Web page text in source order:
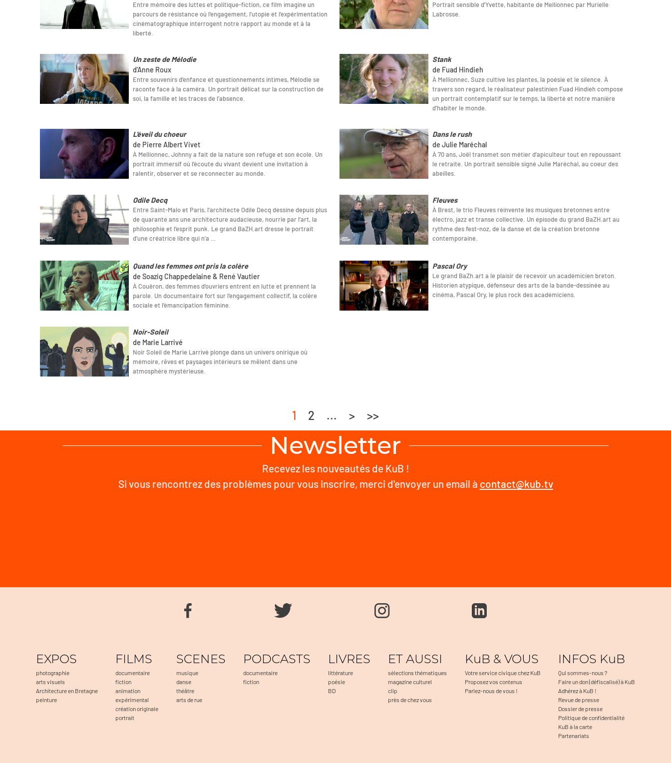
Entre mémoire des luttes et politique-fiction, ce film imagine un
parcours de résistance où l'engagement, l'utopie et l'expérimentation
cinématographique interrogent notre rapport au monde et à la
liberté.
Portrait sensible d'Yvette, habitante de Mellionnec par Murielle
Labrosse.
Un zeste de Mélodie
d'Anne Roux
Entre souvenirs d’enfance et questionnements intimes, Mélodie se
raconte face à la caméra. Un portrait délicat sur la construction de
soi, la famille et les traces de l’absence.
Stank
de Fuad Hindieh
À Mellionnec, Suze cultive les plantes, la poésie et le silence. À
travers son regard, le réalisateur palestinien Fuad Hindieh compose
un portrait contemplatif sur le temps, la liberté et notre manière
d’habiter le monde.
L'éveil du choeur
de Pierre Albert Vivet
À Mellionnec, Johnny a fait de la nature son refuge et son école. Un
portrait immersif où l’écoute du vivant devient une invitation à
ralentir, observer et se reconnecter au monde.
Dans le rush
de Julie Maréchal
À 70 ans, Joël transmet son métier d’apiculteur tout en repoussant
le retraite. Un portrait sensible signé Julie Maréchal, au coeur des
abeilles.
Odile Decq
Entre Saint-Malo et Paris, l’architecte Odile Decq dessine depuis plus
de quarante ans une architecture audacieuse, nourrie par l’art, la
philosophie et l’esprit punk. Le grand BaZH.art dresse le portrait
d’une créatrice libre qui n’a …
Fleuves
À Brest, le trio Fleuves réinvente les musiques bretonnes entre
électro, jazz et transe collective. Un épisode du grand BaZH.art au
rythme des fest-noz, de la danse et de la création bretonne
contemporaine.
Quand les femmes ont pris la colère
de Soazig Chappedelaine & René Vautier
À Couëron, des femmes d’ouvriers entrent en lutte et prennent la
parole. Un documentaire fort sur l’engagement collectif, la colère
sociale et l’émancipation féminine.
Pascal Ory
Le grand BaZh.art a le plaisir de recevoir un académicien breton.
Historien atypique, défenseur des arts de la bande-dessinée au
cinéma, Pascal Ory, le plus rock des académiciens.
Noir-Soleil
de Marie Larrivé
Noir Soleil de Marie Larrivé plonge dans un univers onirique où
mémoire, rêves et paysages intérieurs se mêlent dans une
atmosphère mystérieuse.
1 2 ... > >>
Newsletter
Recevez les nouveautés de KuB !
Si vous rencontrez des problèmes pour vous inscrire, merci d'envoyer un email à contact@kub.tv
EXPOS
photographie
arts visuels
Architecture en Bretagne
peinture
FILMS
documentaire
fiction
animation
expérimental
création originale
portrait
SCENES
musique
danse
théâtre
arts de rue
PODCASTS
documentaire
fiction
LIVRES
littérature
poésie
BD
ET AUSSI
sélections thématiques
magazine culturel
clip
près de chez vous
KuB & VOUS
Votre service civique chez KuB
Proposez vos contenus
Parlez-nous de vous !
INFOS KuB
Qui sommes-nous ?
Faire un don (défiscalisé) à KuB
Adhérez à KuB !
Revue de presse
Dossier de presse
Politique de confidentialité
KuB à la carte
Partenariats